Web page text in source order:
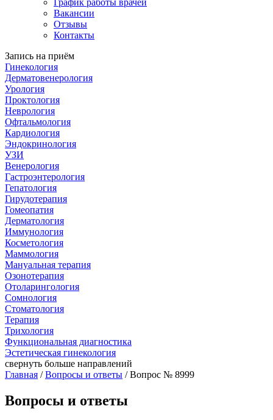
График работы врачей
Вакансии
Отзывы
Контакты
Запись на приём
Гинекология
Дерматовенерология
Урология
Проктология
Неврология
Офтальмология
Кардиология
Эндокринология
УЗИ
Венерология
Гастроэнтерология
Гепатология
Гирудотерапия
Гомеопатия
Дерматология
Иммунология
Косметология
Маммология
Мануальная терапия
Озонотерапия
Отоларингология
Сомнология
Стоматология
Терапия
Трихология
Функциональная диагностика
Эстетическая гинекология
свернуть больше направлений
Главная /Вопросы и ответы / Вопрос № 8999
Вопросы и ответы